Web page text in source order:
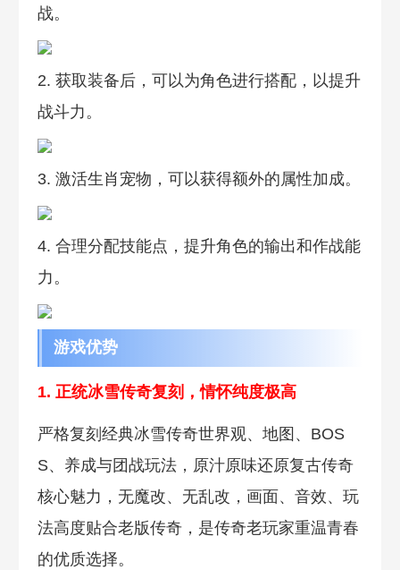
战。
2. 获取装备后，可以为角色进行搭配，以提升
战斗力。
3. 激活生肖宠物，可以获得额外的属性加成。
4. 合理分配技能点，提升角色的输出和作战能
力。
游戏优势
1. 正统冰雪传奇复刻，情怀纯度极高
严格复刻经典冰雪传奇世界观、地图、BOS
S、养成与团战玩法，原汁原味还原复古传奇
核心魅力，无魔改、无乱改，画面、音效、玩
法高度贴合老版传奇，是传奇老玩家重温青春
的优质选择。